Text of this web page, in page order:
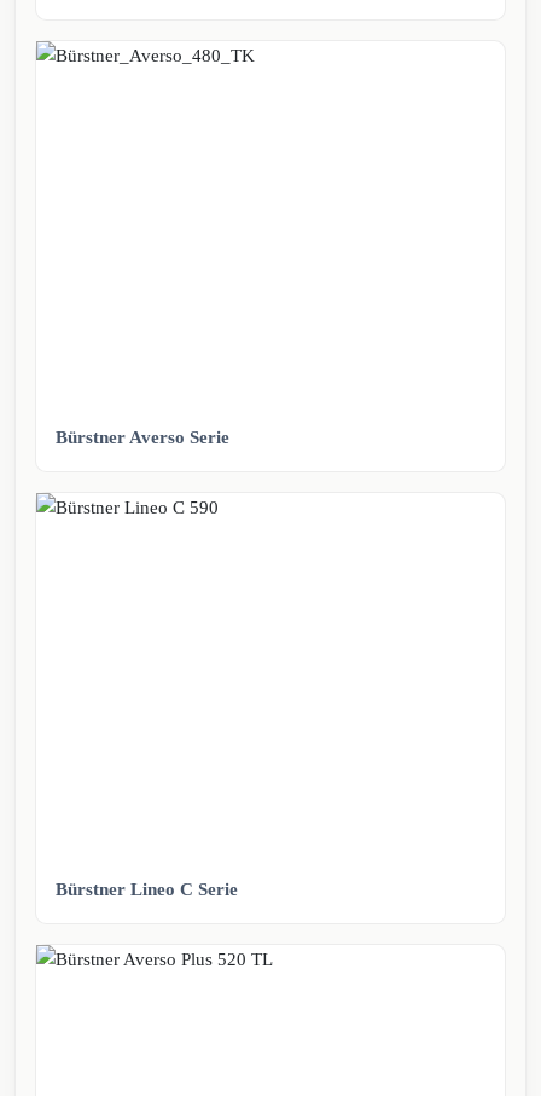
Bürstner Averso Serie
Bürstner Lineo C Serie